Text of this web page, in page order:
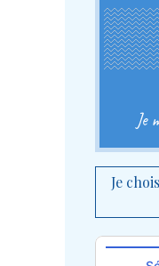
Je
Je